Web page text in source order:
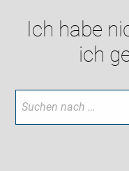
Ich habe
ich